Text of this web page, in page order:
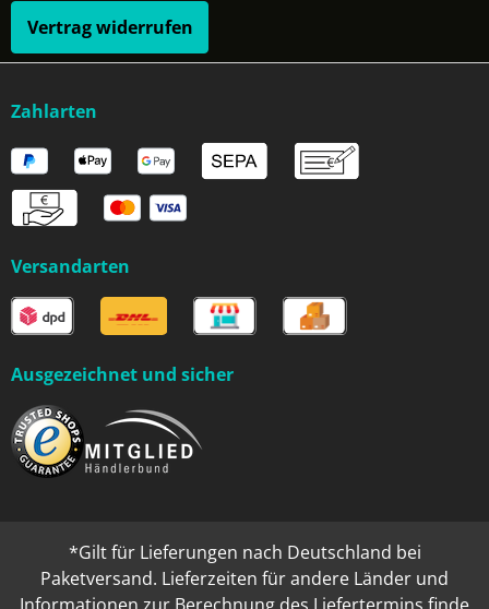
Vertrag widerrufen
Zahlarten
Versandarten
Ausgezeichnet und sicher
*Gilt für Lieferungen nach Deutschland bei
Paketversand. Lieferzeiten für andere Länder und